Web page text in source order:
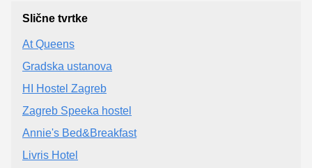
Slične tvrtke
At Queens
Gradska ustanova
HI Hostel Zagreb
Zagreb Speeka hostel
Annie's Bed&Breakfast
Livris Hotel